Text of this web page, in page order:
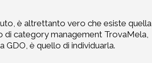
è altrettanto vero che esiste quella
category management TrovaMela,
GDO, è quello di individuarla.